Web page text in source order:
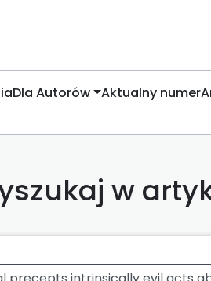
Dla Autorów Aktualny numer
w